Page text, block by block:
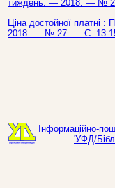
тиждень. — 2018. — №
Ціна достойної платні
2018. — № 27. — С. 13-
Інформаційно-
'УФД/